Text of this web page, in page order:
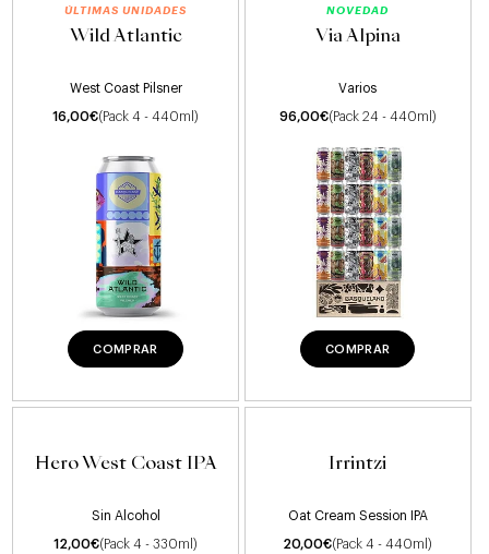
Wild Atlantic
West Coast Pilsner
16,00€(Pack 4 - 440ml)
COMPRAR
NOVEDAD
Via Alpina
Varios
96,00€(Pack 24 - 440ml)
COMPRAR
Hero West Coast IPA
Sin Alcohol
12,00€(Pack 4 - 330ml)
Irrintzi
Oat Cream Session IPA
20,00€(Pack 4 - 440ml)